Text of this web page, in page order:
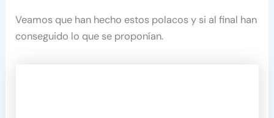
Veamos que han hecho estos polacos y si al final han
conseguido lo que se proponían.